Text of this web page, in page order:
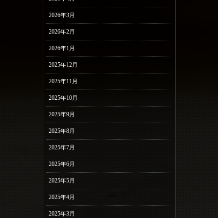
2026年3月
2026年2月
2026年1月
2025年12月
2025年11月
2025年10月
2025年9月
2025年8月
2025年7月
2025年6月
2025年5月
2025年4月
2025年3月